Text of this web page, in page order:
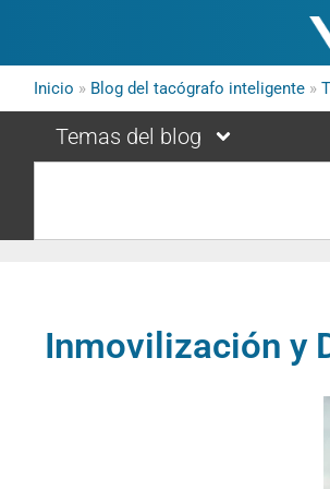
Inicio » Blog del tacógrafo inteligente »
Temas del blog
Inmovilización y